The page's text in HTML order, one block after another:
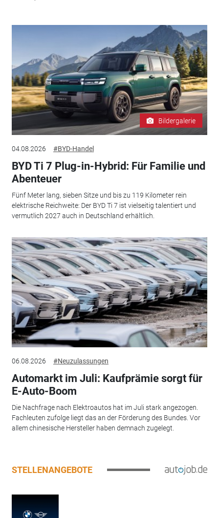
Bildergalerie
04.08.2026 #BYD-Handel
BYD Ti 7 Plug-in-Hybrid: Für Familie und
Abenteuer
Fünf Meter lang, sieben Sitze und bis zu 119 Kilometer rein
elektrische Reichweite: Der BYD Ti 7 ist vielseitig talentiert und
vermutlich 2027 auch in Deutschland erhältlich.
06.08.2026 #Neuzulassungen
Automarkt im Juli: Kaufprämie sorgt für
E-Auto-Boom
Die Nachfrage nach Elektroautos hat im Juli stark angezogen.
Fachleuten zufolge liegt das an der Förderung des Bundes. Vor
allem chinesische Hersteller haben demnach zugelegt.
STELLENANGEBOTE